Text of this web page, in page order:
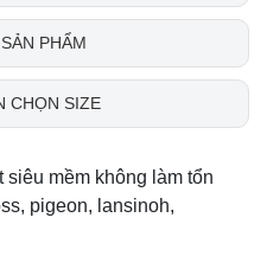
PHẨM
CHỌN SIZE
mềm không làm tổn
pigeon, lansinoh,